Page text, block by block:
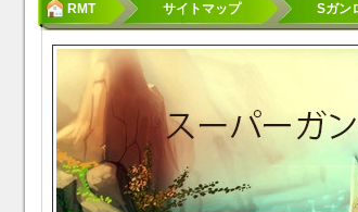
RMT サイトマップ Sガン